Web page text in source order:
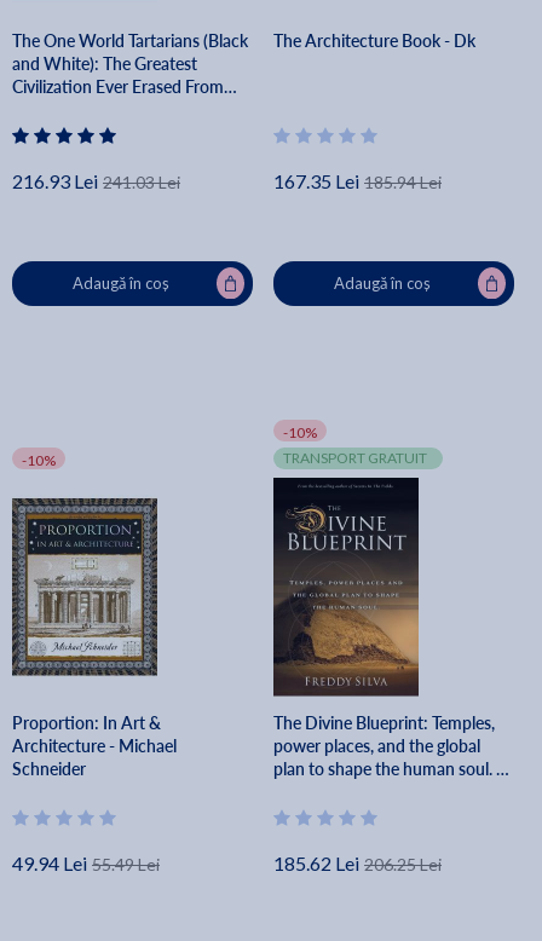
The One World Tartarians (Black
and White): The Greatest
Civilization Ever Erased From
216.93 Lei 241.03 Lei
Adaugă în coș
The Architecture Book - Dk
167.35 Lei 185.94 Lei
Adaugă în coș
-10%
Proportion: In Art &
Architecture - Michael
Schneider
49.94 Lei 55.49 Lei
-10%
TRANSPORT GRATUIT
The Divine Blueprint: Temples,
power places, and the global
plan to shape the human soul. -
185.62 Lei 206.25 Lei